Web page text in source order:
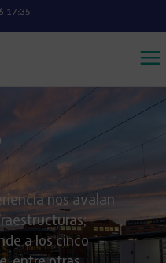
nos avalan
a los cinco